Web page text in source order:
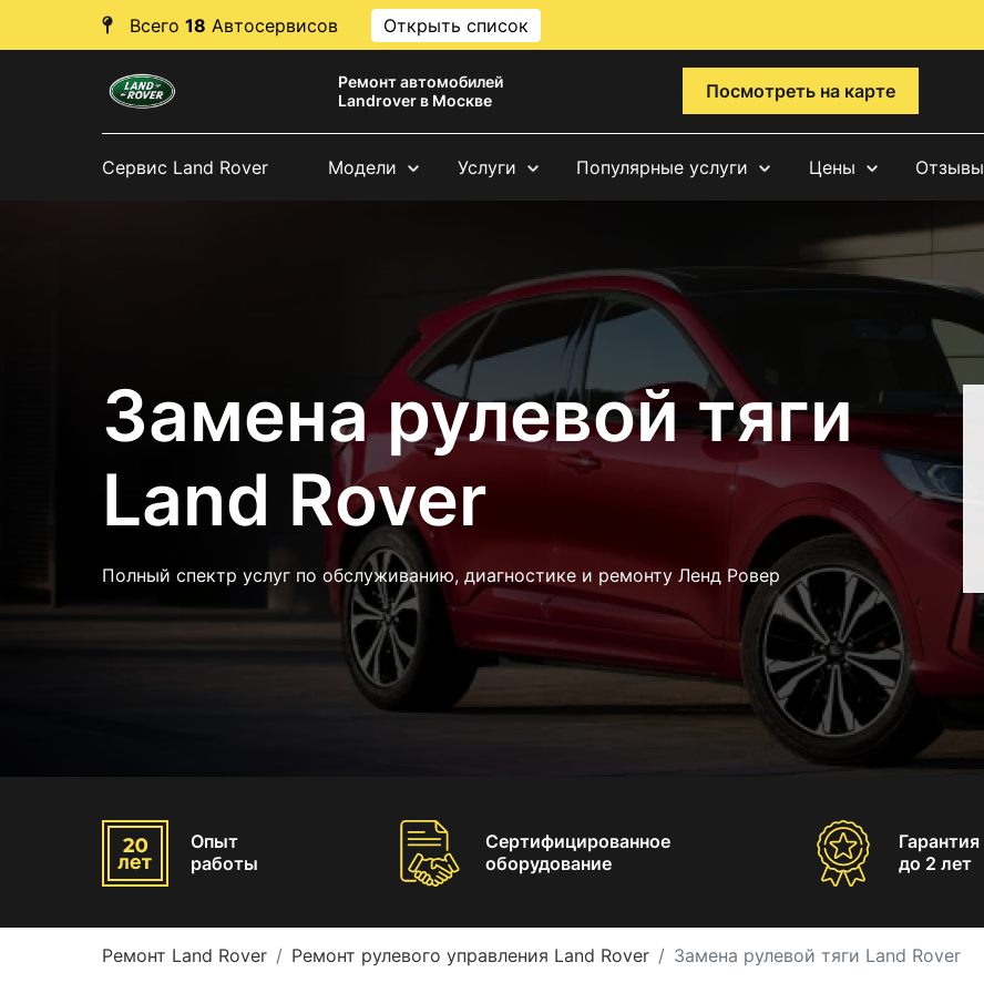
Всего 18 Автосервисов Открыть список
Ремонт автомобилей
Landrover в Москве
Посмотреть на карте
Сервис Land Rover Модели Услуги Популярные услуги Цены Отзывы
Замена рулевой тяги
Land Rover
Полный спектр услуг по обслуживанию, диагностике и ремонту Ленд Ровер
Опыт
работы
Сертифицированное
оборудование
Гарантия
до 2 лет
Ремонт Land Rover Ремонт рулевого управления Land Rover Замена рулевой тяги Land Rover